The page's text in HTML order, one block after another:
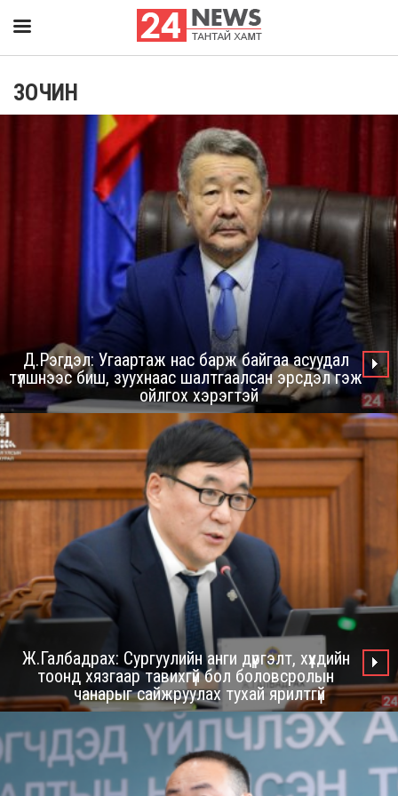
ЗОЧИН
Д.Рэгдэл: Угаартаж нас барж байгаа асуудал
түлшнээс биш, зуухнаас шалтгаалсан эрсдэл гэж
ойлгох хэрэгтэй
Ж.Галбадрах: Сургуулийн анги дүүргэлт, хүүхдийн
тоонд хязгаар тавихгүй бол боловсролын
чанарыг сайжруулах тухай ярилтгүй